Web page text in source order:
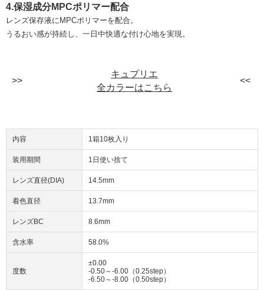
4.保湿成分MPCポリマー配合
レンズ保存液にMPCポリマーを配合。
うるおい感が持続し、一日中快適な付け心地を実現。
キュプリエ
全カラーはこちら
内容 1箱10枚入り
装用期間 1日使い捨て
レンズ直径(DIA) 14.5mm
着色直径 13.7mm
レンズBC 8.6mm
含水率 58.0%
度数
±0.00
-0.50～-6.00（0.25step）
-6.50～-8.00（0.50step）